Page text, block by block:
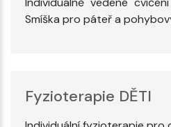
Smíška pro páteř a
Fyzioterapie DĚTI